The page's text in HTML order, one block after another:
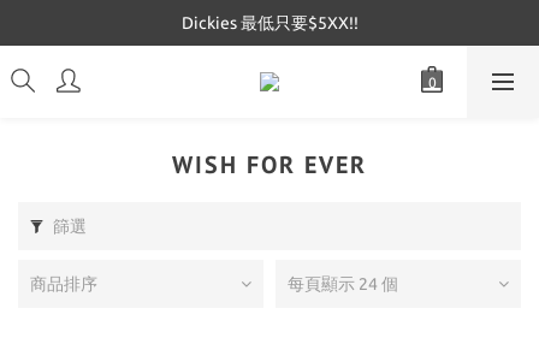
Dickies 最低只要$5XX!!
Dickies 最低只要$5XX!!
Mucent 全網最低🔥
WISH FOR EVER
篩選
商品排序 每頁顯示 24 個